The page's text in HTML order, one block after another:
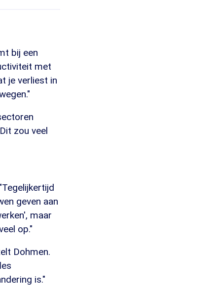
bij een
met
je verliest in
zou veel
geven aan
maar
op."
Dohmen.
is."